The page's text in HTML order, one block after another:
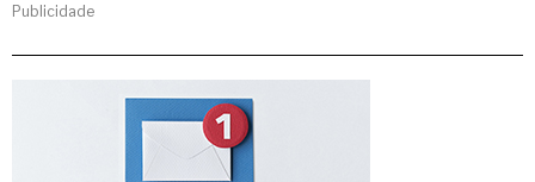
Publicidade